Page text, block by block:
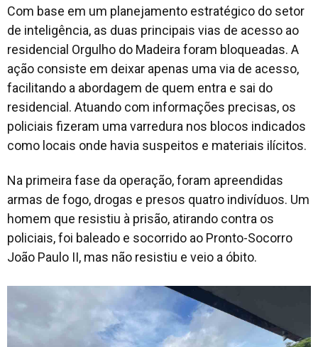
Com base em um planejamento estratégico do setor
de inteligência, as duas principais vias de acesso ao
residencial Orgulho do Madeira foram bloqueadas. A
ação consiste em deixar apenas uma via de acesso,
facilitando a abordagem de quem entra e sai do
residencial. Atuando com informações precisas, os
policiais fizeram uma varredura nos blocos indicados
como locais onde havia suspeitos e materiais ilícitos.
Na primeira fase da operação, foram apreendidas
armas de fogo, drogas e presos quatro indivíduos. Um
homem que resistiu à prisão, atirando contra os
policiais, foi baleado e socorrido ao Pronto-Socorro
João Paulo II, mas não resistiu e veio a óbito.